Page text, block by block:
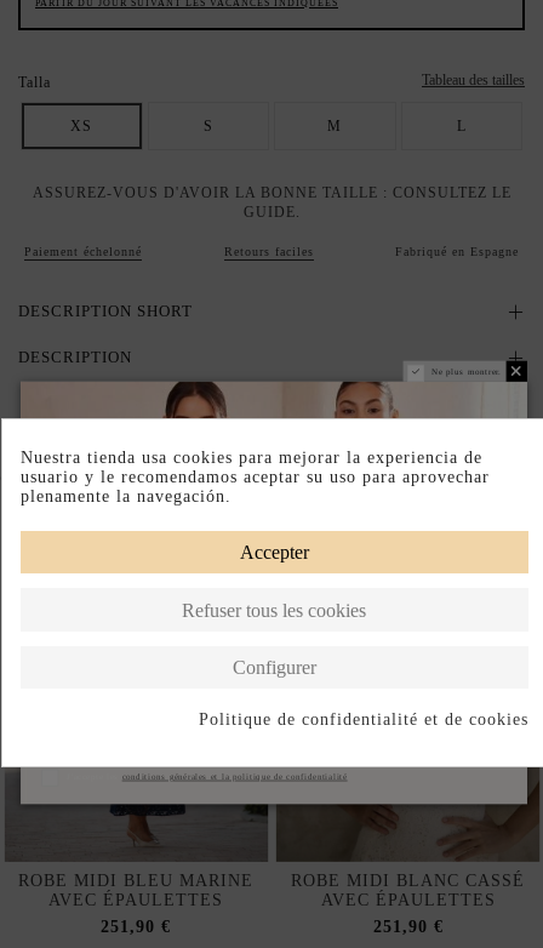
PARTIR DU JOUR SUIVANT LES VACANCES INDIQUÉES
Talla Tableau des tailles
XS S M L
ASSUREZ-VOUS D'AVOIR LA BONNE TAILLE : CONSULTEZ LE
GUIDE.
Paiement échelonné Retours faciles Fabriqué en Espagne
DESCRIPTION SHORT
DESCRIPTION
Complete your look
ROBE MIDI BLEU MARINE
AVEC ÉPAULETTES
251,90 €
ROBE MIDI BLANC CASSÉ
AVEC ÉPAULETTES
251,90 €
Ne plus montrer.
conditions générales et la politique de confidentialité
Nuestra tienda usa cookies para mejorar la experiencia de
usuario y le recomendamos aceptar su uso para aprovechar
plenamente la navegación.
Accepter
Refuser tous les cookies
Configurer
Politique de confidentialité et de cookies